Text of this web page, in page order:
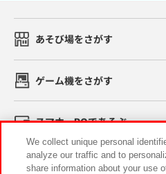
あそび場をさがす
ゲーム機をさがす
スマホ・PCであそぶ
イベント・キャンペーン
We collect unique personal
analyze our traffic and to
share information about your use